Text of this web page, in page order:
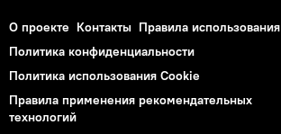
О проекте Контакты Правила использования
Политика конфиденциальности
Политика использования Cookie
Правила применения рекомендательных
технологий